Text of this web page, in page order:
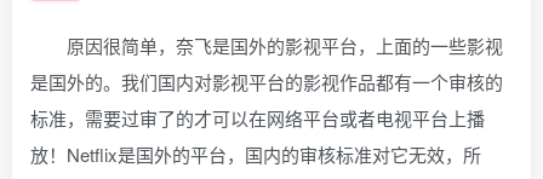
原因很简单，奈飞是国外的影视平台，上面的一些影视
是国外的。我们国内对影视平台的影视作品都有一个审核的
标准，需要过审了的才可以在网络平台或者电视平台上播
放！Netflix是国外的平台，国内的审核标准对它无效，所